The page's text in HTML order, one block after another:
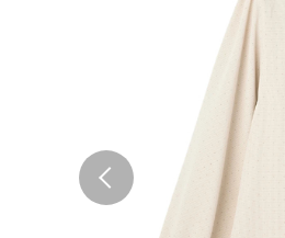
Previous